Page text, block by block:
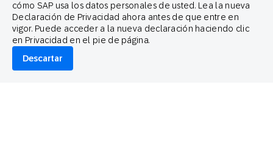
cómo SAP usa los datos personales de usted. Lea la nueva
Declaración de Privacidad ahora antes de que entre en
vigor. Puede acceder a la nueva declaración haciendo clic
en Privacidad en el pie de página.
Descartar